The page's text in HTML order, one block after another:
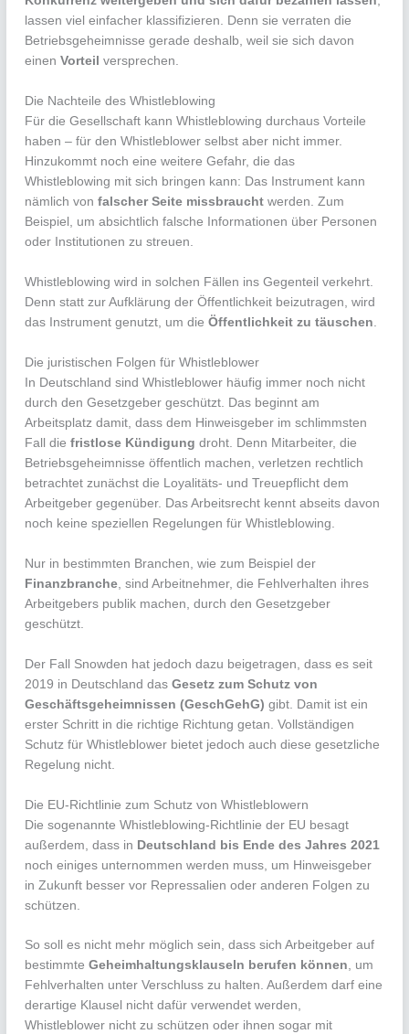
lassen viel einfacher klassifizieren. Denn sie verraten die
Betriebsgeheimnisse gerade deshalb, weil sie sich davon
einenVorteil versprechen.
Die Nachteile des Whistleblowing
Für die Gesellschaft kann Whistleblowing durchaus Vorteile
haben – für den Whistleblower selbst aber nicht immer.
Hinzukommt noch eine weitere Gefahr, die das
Whistleblowing mit sich bringen kann: Das Instrument kann
nämlich vonfalscher Seite missbraucht werden. Zum
Beispiel, um absichtlich falsche Informationen über Personen
oder Institutionen zu streuen.
Whistleblowing wird in solchen Fällen ins Gegenteil verkehrt.
Denn statt zur Aufklärung der Öffentlichkeit beizutragen, wird
das Instrument genutzt, um dieÖffentlichkeit zu täuschen.
Die juristischen Folgen für Whistleblower
In Deutschland sind Whistleblower häufig immer noch nicht
durch den Gesetzgeber geschützt. Das beginnt am
Arbeitsplatz damit, dass dem Hinweisgeber im schlimmsten
Fall diefristlose Kündigung droht. Denn Mitarbeiter, die
Betriebsgeheimnisse öffentlich machen, verletzen rechtlich
betrachtet zunächst die Loyalitäts- und Treuepflicht dem
Arbeitgeber gegenüber. Das Arbeitsrecht kennt abseits davon
noch keine speziellen Regelungen für Whistleblowing.
Nur in bestimmten Branchen, wie zum Beispiel der
Finanzbranche , sind Arbeitnehmer, die Fehlverhalten ihres
Arbeitgebers publik machen, durch den Gesetzgeber
geschützt.
Der Fall Snowden hat jedoch dazu beigetragen, dass es seit
2019 in Deutschland dasGesetz zum Schutz von
Geschäftsgeheimnissen (GeschGehG) gibt. Damit ist ein
erster Schritt in die richtige Richtung getan. Vollständigen
Schutz für Whistleblower bietet jedoch auch diese gesetzliche
Regelung nicht.
Die EU-Richtlinie zum Schutz von Whistleblowern
Die sogenannte Whistleblowing-Richtlinie der EU besagt
außerdem, dass in Deutschland bis Ende des Jahres 2021
noch einiges unternommen werden muss, um Hinweisgeber
in Zukunft besser vor Repressalien oder anderen Folgen zu
schützen.
So soll es nicht mehr möglich sein, dass sich Arbeitgeber auf
bestimmteGeheimhaltungsklauseln berufen können, um
Fehlverhalten unter Verschluss zu halten. Außerdem darf eine
derartige Klausel nicht dafür verwendet werden,
Whistleblower nicht zu schützen oder ihnen sogar mit